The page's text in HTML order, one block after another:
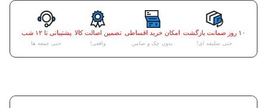
۱۰ روز ضمانت بازگشت
حتی سلیقه ای!
امکان خرید اقساطی
بدون چک و ضامن
تضمین اصالت کالا
واقعی!
پشتیبانی تا ۱۲ شب
حتی جمعه ها